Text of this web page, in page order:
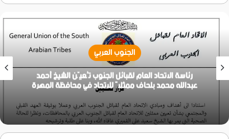
الجنوب العربي
رئاسة الاتحاد العام لقبائل الجنوب تُعيّن الشيخ أحمد
عبدالله محمد بلحاف ممثلاً للاتحاد في محافظة المهرة